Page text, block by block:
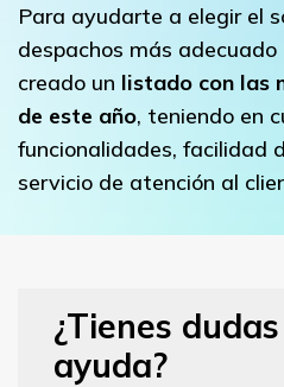
Para ayudarte a elegir el
despachos más
creado un listado con las
de este año, teniendo en
funcionalidades, facilidad
servicio de atención al
¿Tienes
ayuda?